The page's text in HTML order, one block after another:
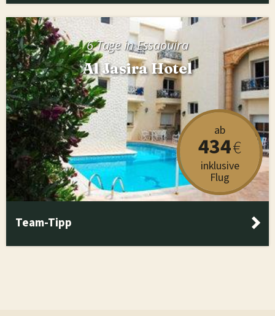
ab
434€
inklusive
Flug
6 Tage in Essaouira
Al Jasira Hotel
Team-Tipp